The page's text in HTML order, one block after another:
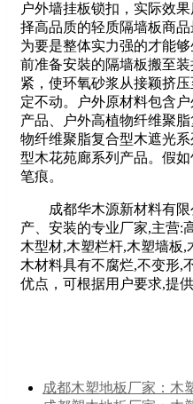
户外墙挂板锁扣，实际效
择高品质的轻质隔墙板商
为要是整体实力强的才能
前准备安裝的隔墙板搬至
紧，使环氧砂浆从接颖挤
定不动。户外原材料包含
产品、户外高植物纤维聚
物纤维聚脂复合型木遮光
型木花苑廊系列产品。假
笔痕。
成都华木源新材料有限
产、安装的专业厂家,主营:
木型材,木塑栏杆,木塑墙板,
木材料具有不腐烂,不变形,
优点，可根据用户要求,提
成都木塑地板厂家：木